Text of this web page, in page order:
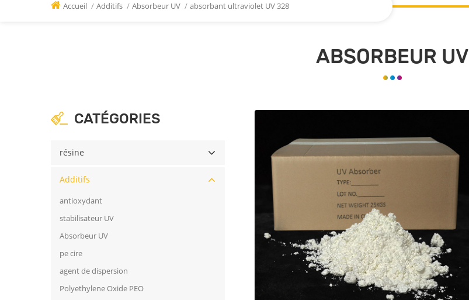
Accueil / Additifs / Absorbeur UV / absorbant ultraviolet UV 328
ABSORBEUR UV
CATÉGORIES
résine
Additifs
antioxydant
stabilisateur UV
Absorbeur UV
pe cire
agent de dispersion
Polyethylene Oxide PEO